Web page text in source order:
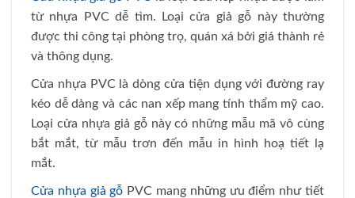
từ nhựa PVC dễ tìm. Loại cửa giả gỗ này thường
được thi công tại phòng trọ, quán xá bởi giá thành rẻ
và thông dụng.
Cửa nhựa PVC là dòng cửa tiện dụng với đường ray
kéo dễ dàng và các nan xếp mang tính thẩm mỹ cao.
Loại cửa nhựa giả gỗ này có những mẫu mã vô cùng
bắt mắt, từ mẫu trơn đến mẫu in hình hoạ tiết lạ
mắt.
Cửa nhựa giả gỗ PVC mang những ưu điểm như tiết